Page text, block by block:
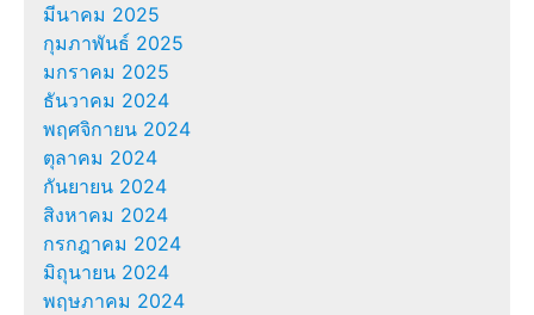
มีนาคม 2025
กุมภาพันธ์ 2025
มกราคม 2025
ธันวาคม 2024
พฤศจิกายน 2024
ตุลาคม 2024
กันยายน 2024
สิงหาคม 2024
กรกฎาคม 2024
มิถุนายน 2024
พฤษภาคม 2024